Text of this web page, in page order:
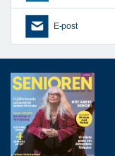
E-post